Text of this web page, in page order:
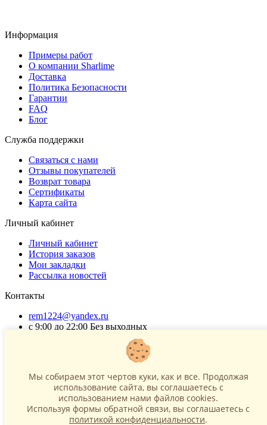
Информация
Примеры работ
О компании Sharlime
Доставка
Политика Безопасности
Гарантии
FAQ
Блог
Служба поддержки
Связаться с нами
Отзывы покупателей
Возврат товара
Сертификаты
Карта сайта
Личный кабинет
Личный кабинет
История заказов
Мои закладки
Рассылка новостей
Контакты
rem1224@yandex.ru
с 9:00 до 22:00 Без выходных
Г. Москва ул. Коровинское шоссе 35 стр 2
ОГРНИП 318502900040868
(с) 2015 - 2026 “SharLime”, копирование контента запрещено и
преследуется законом!
Мы собираем этот чертов куки, как и все. Продолжая
использование сайта, вы соглашаетесь c
использованием нами файлов cookies.
Используя формы обратной связи, вы соглашаетесь с
политикой конфиденциальности.